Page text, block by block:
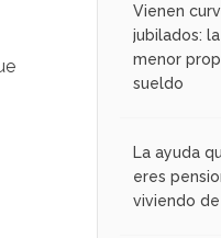
Vienen
jubilados:
menor
sueldo
La ayuda
eres
viviendo